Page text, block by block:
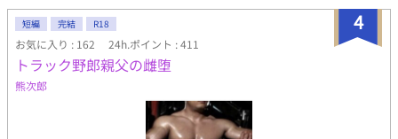
4
短編 完結 R18
お気に入り : 162 24h.ポイント : 411
トラック野郎親父の雌堕
熊次郎